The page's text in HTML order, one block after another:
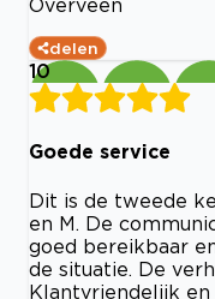
Overveen
delen
10
Goede service
Dit is de tweede
en M. De
goed bereikbaar
de situatie. De
Klantvriendelijk